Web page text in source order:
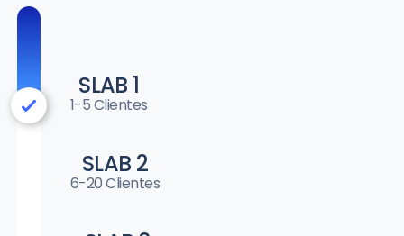
SLAB 1
1-5 Clientes
SLAB 2
6-20 Clientes